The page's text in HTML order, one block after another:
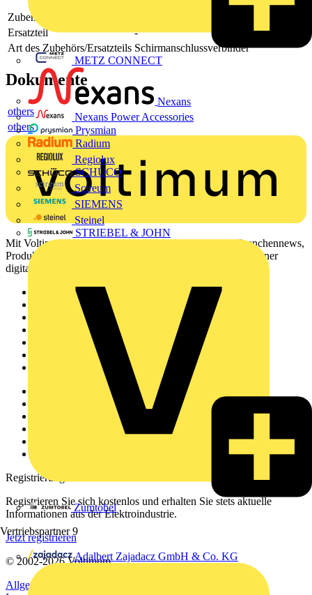
METZ CONNECT
Nexans
Nexans Power Accessories
Prysmian
Radium
Regiolux
SCHÜCO
Scireum
SIEMENS
Steinel
STRIEBEL & JOHN
Zumtobel
Vertriebspartner 9
Adalbert Zajadacz GmbH & Co. KG
Zubehör
Ersatzteil
-
Art des Zubehörs/Ersatzteils Schirmanschlussverbinder
Dokumente
others
others
Mit Voltimum erhalten Elektrofachkräfte Zugang zu Branchennews,
Produktinformationen, Schulungen und Tools – alles auf einer
digitalen Plattform und Community.
Produktsuche
Downloadbereich (PDFs)
Registrierung
Registrieren Sie sich kostenlos und erhalten Sie stets aktuelle
Informationen aus der Elektroindustrie.
Jetzt registrieren
© 2002-2026Voltimum
Allgemeine Geschäftsbedingungen